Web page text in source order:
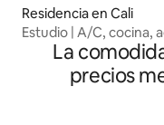
Residencia en Cali
Estudio | A/C, cocina,
La
precios